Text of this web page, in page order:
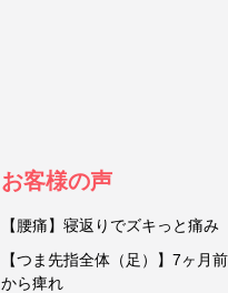
お客様の声
【腰痛】寝返りでズキっと痛み
【つま先指全体（足）】7ヶ月前
から痺れ